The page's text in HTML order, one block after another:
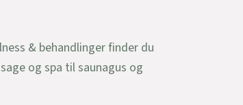
& behandlinger finder du
og spa til saunagus og